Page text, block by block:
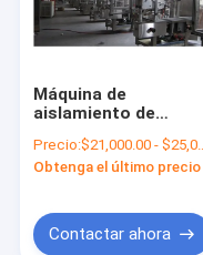
Máquina de
aislamiento de
de aluminio poner
crema 2000BPH de la
Precio:$21,000.00 - $25,000.00/Sets
Obtenga el último precio
Contactar ahora